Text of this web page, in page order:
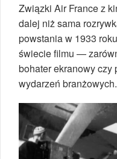
Związki Air France z
dalej niż sama
powstania w 1933
świecie filmu —
bohater ekranowy czy
wydarzeń branżowych.